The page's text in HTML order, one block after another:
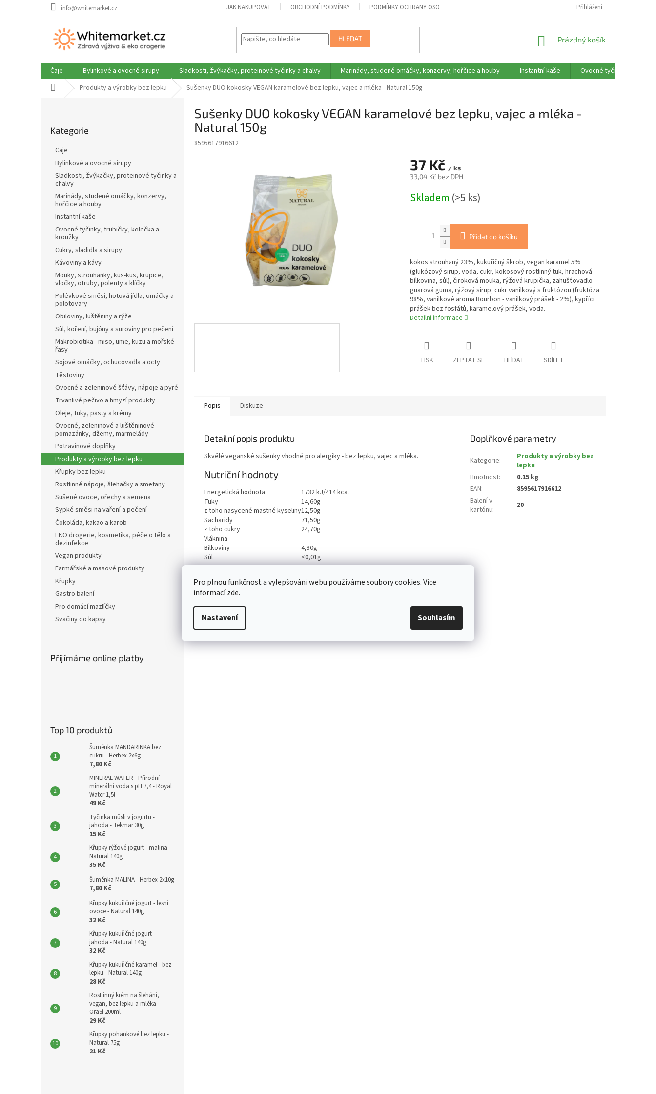
Pro plnou funkčnost a vylepšování webu používáme soubory cookies. Více
informacízde.
Nastavení Souhlasím
na
info@whitemarket.cz JAK NAKUPOVAT OBCHODNÍ PODMÍNKY PODMÍNKY OCHRANY OSOBNÍCH ÚDAJŮ Přihlášení
HLEDAT
NÁKUPNÍ
Prázdný košík
Čaje Bylinkové a ovocné sirupy Sladkosti, žvýkačky, proteinové tyčinky a chalvy Marinády, studené omáčky, konzervy, hořčice a houby Instantní kaše
Ovocné tyčinky,
Domů Produkty a výrobky bez lepku Sušenky DUO kokosky VEGAN karamelové bez lepku, vajec a mléka - Natural 150g
kategorie
Kategorie
Čaje
Bylinkové a ovocné sirupy
Sladkosti, žvýkačky, proteinové tyčinky a
chalvy
Marinády, studené omáčky, konzervy,
hořčice a houby
Instantní kaše
Ovocné tyčinky, trubičky, kolečka a
kroužky
Cukry, sladidla a sirupy
Kávoviny a kávy
Mouky, strouhanky, kus-kus, krupice,
vločky, otruby, polenty a klíčky
Polévkové směsi, hotová jídla, omáčky a
polotovary
Obiloviny, luštěniny a rýže
Sůl, koření, bujóny a suroviny pro pečení
Makrobiotika - miso, ume, kuzu a mořské
řasy
Sojové omáčky, ochucovadla a octy
Těstoviny
Ovocné a zeleninové šťávy, nápoje a pyré
Trvanlivé pečivo a hmyzí produkty
Oleje, tuky, pasty a krémy
Ovocné, zeleninové a luštěninové
pomazánky, džemy, marmelády
Potravinové doplňky
Produkty a výrobky bez lepku
Křupky bez lepku
Rostlinné nápoje, šlehačky a smetany
Sušené ovoce, ořechy a semena
Sypké směsi na vaření a pečení
Čokoláda, kakao a karob
EKO drogerie, kosmetika, péče o tělo a
dezinfekce
Vegan produkty
Farmářské a masové produkty
Křupky
Gastro balení
Pro domácí mazlíčky
Svačiny do kapsy
Přijímáme online platby
Top 10 produktů
Šuměnka MANDARINKA bez
cukru - Herbex 2x6g
7,80 Kč
MINERAL WATER - Přírodní
minerální voda s pH 7,4 - Royal
Water 1,5l
49 Kč
Tyčinka müsli v jogurtu -
jahoda - Tekmar 30g
15 Kč
Křupky rýžové jogurt - malina -
Natural 140g
35 Kč
Šuměnka MALINA - Herbex 2x10g
7,80 Kč
Křupky kukuřičné jogurt - lesní
ovoce - Natural 140g
32 Kč
Křupky kukuřičné jogurt -
jahoda - Natural 140g
32 Kč
Křupky kukuřičné karamel - bez
lepku - Natural 140g
28 Kč
Rostlinný krém na šlehání,
vegan, bez lepku a mléka -
OraSi 200ml
29 Kč
Křupky pohankové bez lepku -
Natural 75g
21 Kč
Sušenky DUO kokosky VEGAN karamelové bez lepku, vajec a mléka -
Natural 150g
8595617916612
37 Kč / ks
33,04 Kč bez DPH
cena:
Skladem (>5 ks)
Přidat do košíku
kokos strouhaný 23%, kukuřičný škrob, vegan karamel 5%
(glukózový sirup, voda, cukr, kokosový rostlinný tuk, hrachová
bílkovina, sůl), čiroková mouka, rýžová krupička, zahušťovadlo -
guarová guma, rýžový sirup, cukr vanilkový s fruktózou (fruktóza
98%, vanilkové aroma Bourbon - vanilkový prášek - 2%), kypřící
prášek bez fosfátů, karamelový prášek, voda.
Detailní informace
TISK ZEPTAT SE HLÍDAT SDÍLET
Popis Diskuze
Detailní popis produktu
Skvělé veganské sušenky vhodné pro alergiky - bez lepku, vajec a mléka.
Nutriční hodnoty
Energetická hodnota
1732 kJ/414 kcal
Tuky
14,60g
z toho nasycené mastné kyseliny12,50g
Sacharidy
71,50g
z toho cukry
24,70g
Vláknina
Bílkoviny
4,30g
Sůl
<0,01g
Doplňkové parametry
Kategorie:
Produkty a výrobky bez
lepku
Hmotnost:
0.15 kg
EAN:
8595617916612
Balení v
kartónu: 20